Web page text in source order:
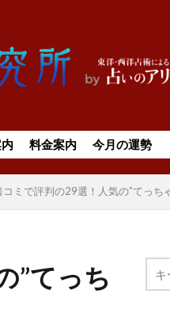
料金案内 今月の運勢
ミで評判の29選！人気の”てっち
”てっち